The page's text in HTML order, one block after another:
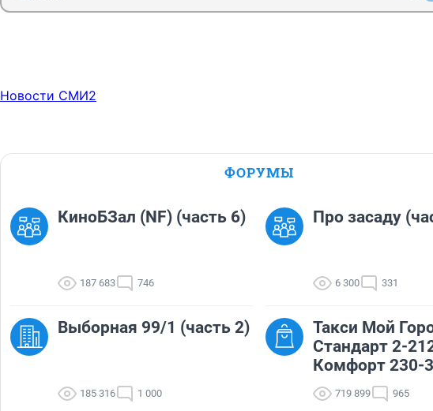
Новости СМИ2
ФОРУМЫ
КиноБЗал (NF) (часть 6)
187 683 746
Про засаду
6 300 331
Выборная 99/1 (часть 2)
185 316 1 000
Такси Мой
Стандарт 2-
Комфорт 230-
719 899 965